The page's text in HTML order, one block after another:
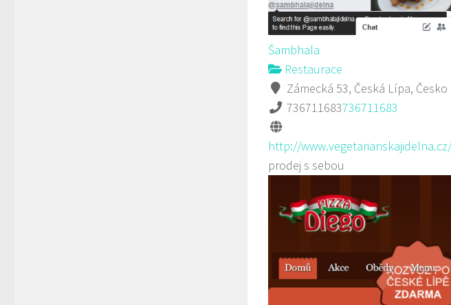
Šambhala
Restaurace
Zámecká 53, Česká Lípa, Česko
736711683736711683
http://
prodej s sebou